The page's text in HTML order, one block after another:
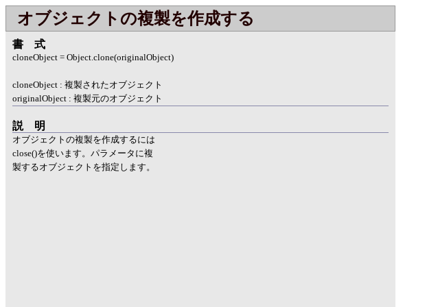
オブジェクトの複製を作成する
書式
cloneObject = Object.clone(originalObject)
cloneObject : 複製されたオブジェクト
originalObject : 複製元のオブジェクト
説明
オブジェクトの複製を作成するには
close()を使います。パラメータに複
製するオブジェクトを指定します。